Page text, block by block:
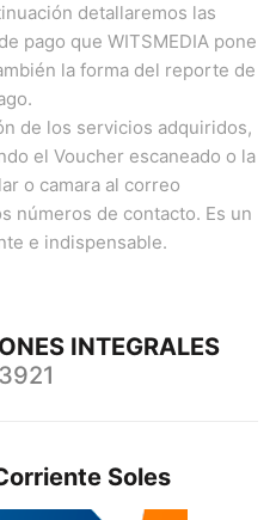
detallaremos las
pago que WITSMEDIA pone
la forma del reporte de
de los servicios adquiridos,
el Voucher escaneado o la
o camara al correo
números de contacto. Es un
e indispensable.
INTEGRALES
Soles